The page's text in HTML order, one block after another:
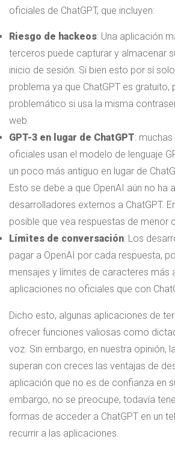
oficiales de ChatGPT, que incluyen:
Riesgo de hackeos: Una aplicación
terceros puede capturar y almacenar
inicio de sesión. Si bien esto por sí
problema ya que ChatGPT es gratuito,
problemático si usa la misma
web.
GPT-3 en lugar de ChatGPT:
oficiales usan el modelo de lenguaje
un poco más antiguo en lugar de
Esto se debe a que OpenAI aún no ha
desarrolladores externos a ChatGPT.
posible que vea respuestas de menor
Límites de conversación: Los
pagar a OpenAI por cada respuesta,
mensajes y límites de caracteres más
aplicaciones no oficiales que con
Dicho esto, algunas aplicaciones de
ofrecer funciones valiosas como
voz. Sin embargo, en nuestra opinión,
superan con creces las ventajas de
aplicación que no es de confianza en
embargo, no se preocupe, todavía
formas de acceder a ChatGPT en un
recurrir a las aplicaciones.